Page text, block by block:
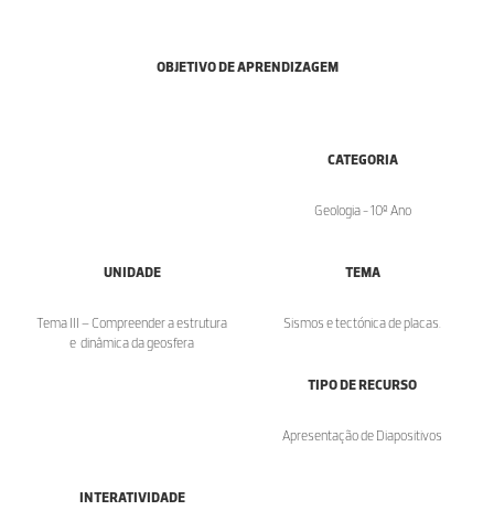
OBJETIVO DE APRENDIZAGEM
CATEGORIA
Geologia - 10º Ano
UNIDADE
Tema III – Compreender a estrutura
e dinâmica da geosfera
TEMA
Sismos e tectónica de placas.
TIPO DE RECURSO
Apresentação de Diapositivos
INTERATIVIDADE